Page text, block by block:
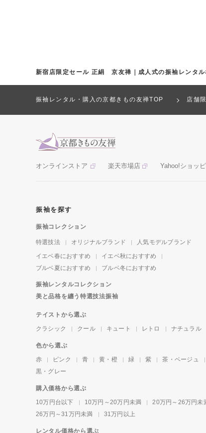
新宿店限定セール 正絹 京友禅｜成人式の振袖レンタル
振袖レンタル・購入の京都きもの友禅TOP 店舗
オンラインストア 楽天市場店 Yahoo!ショッ
振袖を探す
振袖コレクション
特選技法 オリジナルブランド
人気モデルブランド
イエベ春におすすめ
イエベ秋におすすめ
ブルベ夏におすすめ
ブルベ冬におすすめ
振袖レンタルコレクション
美と品格を纏う特選技法振袖
テイストから選ぶ
クラシック
クール キュート レトロ ナチュラル
色から選ぶ
赤
ピンク 青 黄・橙 緑 紫 茶・ベージュ
黒・グレー
購入価格から選ぶ
10万円台以下
10万円～20万円未満
20万円～26万円未
26万円～31万円未満
31万円以上
レンタル価格から選ぶ